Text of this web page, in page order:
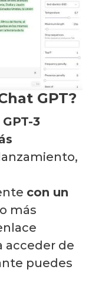
GPT?
3
con un
más
acceder de
puedes